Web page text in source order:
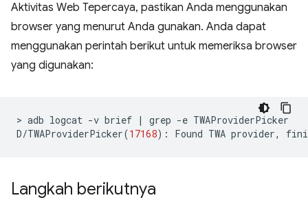
Aktivitas Web Tepercaya, pastikan Anda menggunakan
browser yang menurut Anda gunakan. Anda dapat
menggunakan perintah berikut untuk memeriksa browser
yang digunakan:
> adb logcat -v brief | grep -e TWAProviderPicker
D/TWAProviderPicker(17168) : Found TWA provider,
Langkah berikutnya